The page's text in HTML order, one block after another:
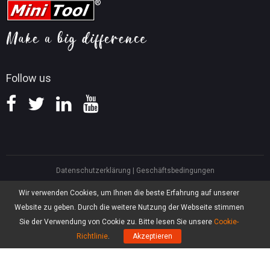
Wir verwenden Cookies, um Ihnen die beste Erfahrung auf unserer
Website zu geben. Durch die weitere Nutzung der Webseite stimmen
Sie der Verwendung von Cookie zu. Bitte lesen Sie unsere Cookie-
Richtlinie. Akzeptieren
Follow us
Tipps für Videokonvertierung
Tipps für Bildschirmaufnahmen
Wissensdatenbank
Hilfe
Datenschutzerklärung
Geschäftsbedingungen
North America, Canada, Unit 170 - 422, Richards Street, Vancouver, British
Asia, Hong Kong, Suite 820,8/F., Ocean Centre, Harbour City, 5 Canton Road,
Tsim Sha Tsui, Kowloon
MiniTool Software Limited, Alle Rechte vorbehalten.